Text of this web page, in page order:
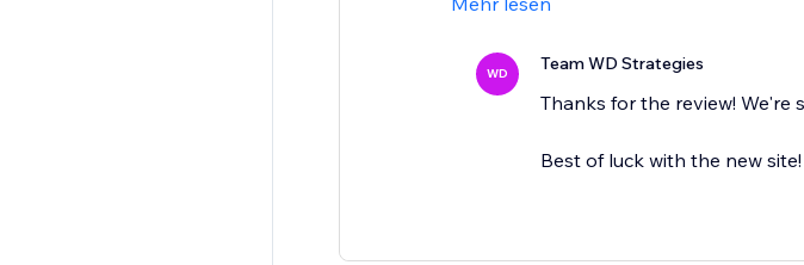
WD Team WD Strategies
Thanks for the review!
Best of luck with the new site!